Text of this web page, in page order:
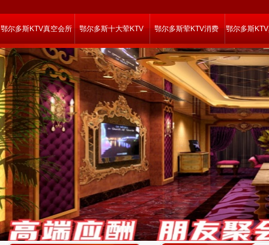
鄂尔多斯KTV真空会所 鄂尔多斯十大荤KTV 鄂尔多斯荤KTV消费 鄂尔多斯